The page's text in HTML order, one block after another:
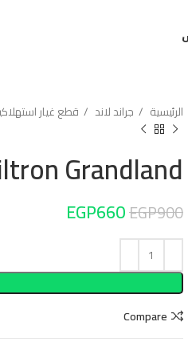
الرئيسية جراند لاند قطع غيار
Grandland
EGP900
EGP660
Compare